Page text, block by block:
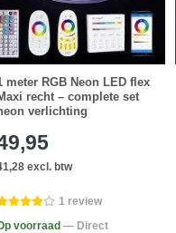
meter RGB Neon LED flex
recht – complete set
verlichting
excl. btw
1 review
voorraad — Direct